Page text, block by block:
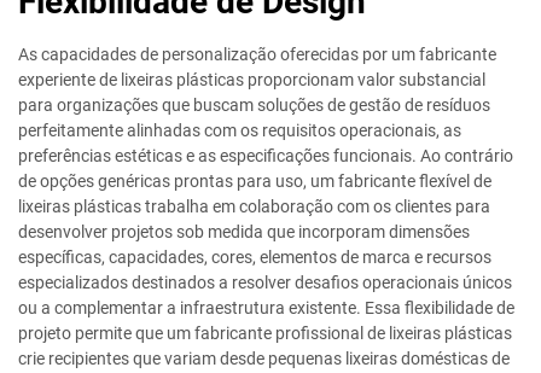
As capacidades de personalização oferecidas por um fabricante
experiente de lixeiras plásticas proporcionam valor substancial
para organizações que buscam soluções de gestão de resíduos
perfeitamente alinhadas com os requisitos operacionais, as
preferências estéticas e as especificações funcionais. Ao contrário
de opções genéricas prontas para uso, um fabricante flexível de
lixeiras plásticas trabalha em colaboração com os clientes para
desenvolver projetos sob medida que incorporam dimensões
específicas, capacidades, cores, elementos de marca e recursos
especializados destinados a resolver desafios operacionais únicos
ou a complementar a infraestrutura existente. Essa flexibilidade de
projeto permite que um fabricante profissional de lixeiras plásticas
crie recipientes que variam desde pequenas lixeiras domésticas de